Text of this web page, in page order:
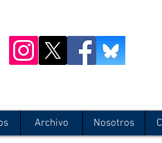
Archivo Nosotros